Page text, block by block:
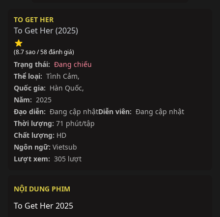
TO GET HER
To Get Her(2025)
(8.7 sao / 58 đánh giá)
Trạng thái: Đang chiếu
Thể loại: Tình Cảm,
Quốc gia: Hàn Quốc,
Năm: 2025
Đạo diễn: Đang cập nhậtDiễn viên: Đang cập nhật
Thời lượng: 71 phút/tập
Chất lượng: HD
Ngôn ngữ: Vietsub
Lượt xem: 305 lượt
NỘI DUNG PHIM
To Get Her 2025